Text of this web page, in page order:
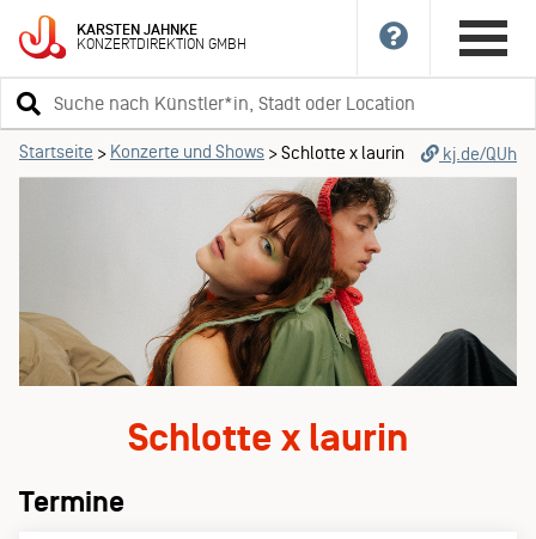
KARSTENJAHNKE
KONZERTDIREKTIONGMBH
Suchbegriff
eingeben
Startseite > Konzerte und Shows >Schlotte x laurin kj.de/QUh
Schlotte x laurin
Termine